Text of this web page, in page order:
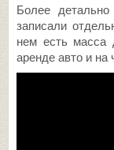
Более
записали
нем есть масса
аренде авто и на